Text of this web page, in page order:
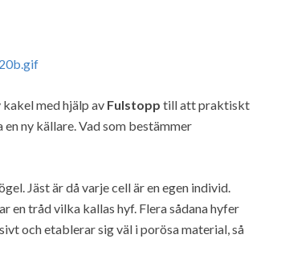
med hjälp av Fulstopp till att praktiskt
ny källare. Vad som bestämmer
Jäst är då varje cell är en egen individ.
en tråd vilka kallas hyf. Flera sådana hyfer
och etablerar sig väl i porösa material, så